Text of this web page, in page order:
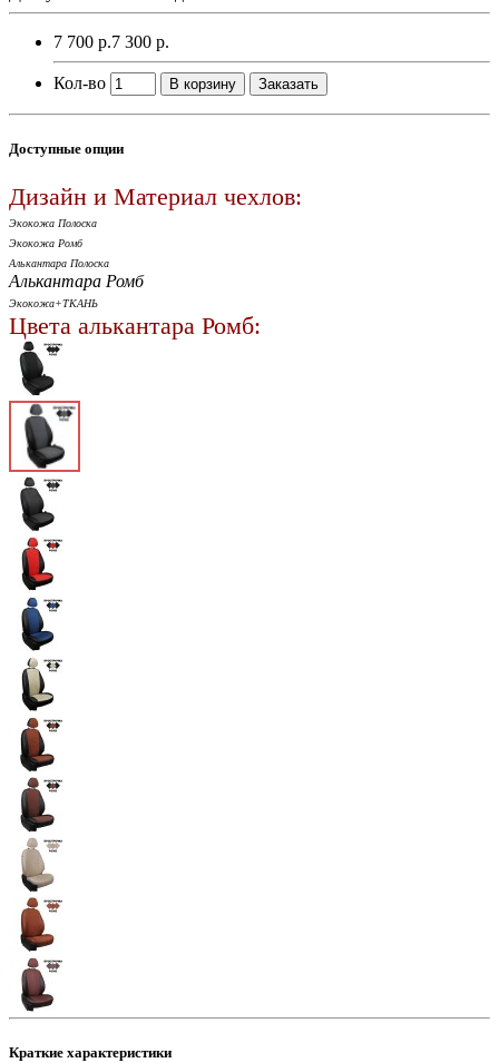
7 700 р.7 300 р.
Кол-во В корзину Заказать
Доступные опции
Дизайн и Материал чехлов:
Экокожа Полоска
Экокожа Ромб
Алькантара Полоска
Алькантара Ромб
Экокожа+ТКАНЬ
Цвета алькантара Ромб:
Краткие характеристики